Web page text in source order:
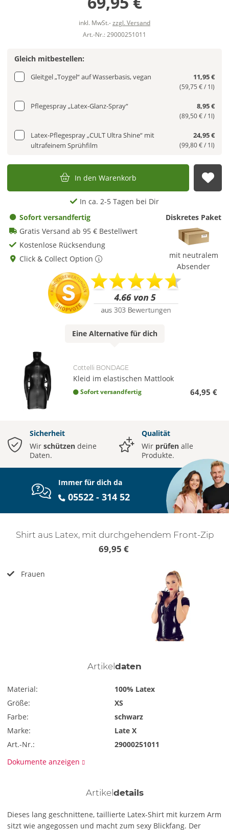
inkl. MwSt.-zzgl. Versand
Art.-Nr.: 29000251011
Gleich mitbestellen:
Gleitgel „Toygel“ auf Wasserbasis, vegan 11,95 €
(59,75 € / 1l)
Pflegespray „Latex-Glanz-Spray“ 8,95 €
(89,50 € / 1l)
Latex-Pflegespray „CULT Ultra Shine“ mit
ultrafeinem Sprühfilm
24,95 €
(99,80 € / 1l)
In den Warenkorb
In ca. 2-5 Tagen bei Dir
Sofort versandfertig
Gratis Versand ab 95 € Bestellwert
Kostenlose Rücksendung
Click & Collect Option
Diskretes Paket
mit neutralem
Absender
Eine Alternativefür dich
Cottelli BONDAGE
Kleid im elastischen Mattlook
Sofort versandfertig 64,95 €
Sicherheit
Wir schützen deine
Daten.
Qualität
Wir prüfen alle
Produkte.
Immer für dich da
05522 - 314 52
Shirt aus Latex, mit durchgehendem Front-Zip
69,95 €
Frauen
Artikeldaten
Material:
100% Latex
Größe:
XS
Farbe:
schwarz
Marke:
Late X
Art.-Nr.:
29000251011
Dokumente anzeigen
Artikeldetails
Dieses lang geschnittene, taillierte Latex-Shirt mit kurzem Arm
sitzt wie angegossen und macht zum sexy Blickfang. Der